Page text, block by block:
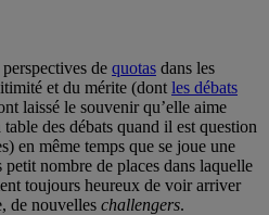
de quotas dans les
et du mérite (dont les débats
laissé le souvenir qu’elle aime
des débats quand il est question
en même temps que se joue une
nombre de places dans laquelle
toujours heureux de voir arriver
de nouvelles challengers.